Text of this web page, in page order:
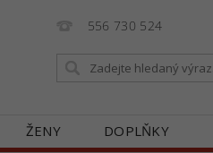
556 730 524
ŽENY DOPLŇKY